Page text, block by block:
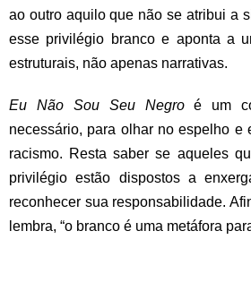
ao outro aquilo que não se atribui a
esse privilégio branco e aponta a
estruturais, não apenas narrativas.
Eu Não Sou Seu Negroé um
necessário, para olhar no espelho e
racismo. Resta saber se aqueles
privilégio estão dispostos a
reconhecer sua responsabilidade.
lembra, “o branco é uma metáfora